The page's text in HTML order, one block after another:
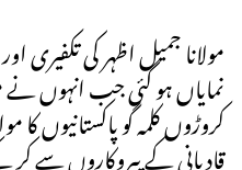
مولانا جمیل اظہر کی
نمایاں ہو گئی جب انہوں
کروڑوں کلمہ گو پاکستانیوں کا
قادیانی کے پیروکاروں سے